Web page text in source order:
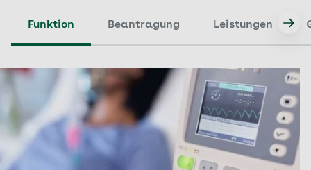
Funktion Beantragung Leistungen